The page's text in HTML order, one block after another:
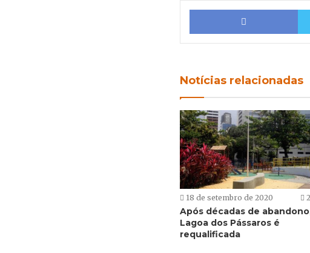
Notícias relacionadas
18 de setembro de 2020
Após décadas de
Lagoa dos Pássaros é
requalificada